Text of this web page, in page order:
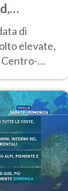
di
elevate,
Centro-